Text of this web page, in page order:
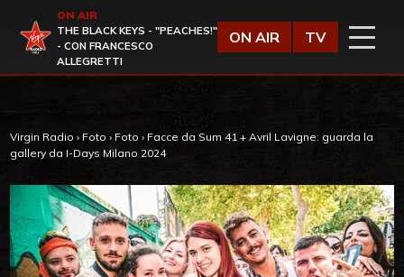
Virgin Radio
ON AIR
THE BLACK KEYS - "PEACHES!"
- CON FRANCESCO
ALLEGRETTI
ON AIR TV
Virgin Radio › Foto › Foto › Facce da Sum 41 + Avril Lavigne: guarda la
gallery da I-Days Milano 2024